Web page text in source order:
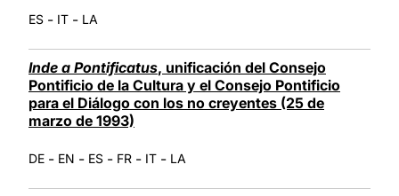
ES - IT - LA
Inde a Pontificatus, unificación del Consejo
Pontificio de la Cultura y el Consejo Pontificio
para el Diálogo con los no creyentes (25 de
marzo de 1993)
DE - EN - ES - FR - IT - LA